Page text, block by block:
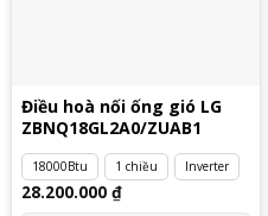
Điều hoà nối ống gió LG
ZBNQ18GL2A0/ZUAB1
18000Btu 1 chiều Inverter
28.200.000 ₫